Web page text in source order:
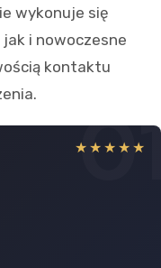
wykonuje się
i nowoczesne
kontaktu
★★★★★